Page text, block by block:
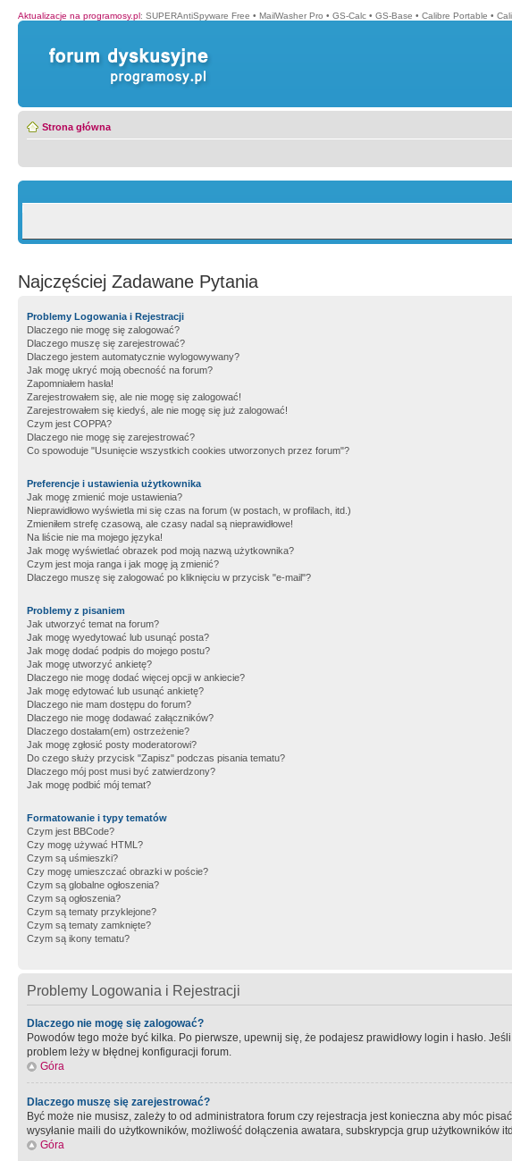
Aktualizacje na programosy.pl: SUPERAntiSpyware Free • MailWasher Pro • GS-Calc • GS-Base • Calibre Portable •
Strona główna
Najczęściej Zadawane Pytania
Problemy Logowania i Rejestracji
Dlaczego nie mogę się zalogować?
Dlaczego muszę się zarejestrować?
Dlaczego jestem automatycznie wylogowywany?
Jak mogę ukryć moją obecność na forum?
Zapomniałem hasła!
Zarejestrowałem się, ale nie mogę się zalogować!
Zarejestrowałem się kiedyś, ale nie mogę się już zalogować!
Czym jest COPPA?
Dlaczego nie mogę się zarejestrować?
Co spowoduje "Usunięcie wszystkich cookies utworzonych przez forum"?
Preferencje i ustawienia użytkownika
Jak mogę zmienić moje ustawienia?
Nieprawidłowo wyświetla mi się czas na forum (w postach, w profilach, itd.)
Zmieniłem strefę czasową, ale czasy nadal są nieprawidłowe!
Na liście nie ma mojego języka!
Jak mogę wyświetlać obrazek pod moją nazwą użytkownika?
Czym jest moja ranga i jak mogę ją zmienić?
Dlaczego muszę się zalogować po kliknięciu w przycisk "e-mail"?
Problemy z pisaniem
Jak utworzyć temat na forum?
Jak mogę wyedytować lub usunąć posta?
Jak mogę dodać podpis do mojego postu?
Jak mogę utworzyć ankietę?
Dlaczego nie mogę dodać więcej opcji w ankiecie?
Jak mogę edytować lub usunąć ankietę?
Dlaczego nie mam dostępu do forum?
Dlaczego nie mogę dodawać załączników?
Dlaczego dostałam(em) ostrzeżenie?
Jak mogę zgłosić posty moderatorowi?
Do czego służy przycisk "Zapisz" podczas pisania tematu?
Dlaczego mój post musi być zatwierdzony?
Jak mogę podbić mój temat?
Formatowanie i typy tematów
Czym jest BBCode?
Czy mogę używać HTML?
Czym są uśmieszki?
Czy mogę umieszczać obrazki w poście?
Czym są globalne ogłoszenia?
Czym są ogłoszenia?
Czym są tematy przyklejone?
Czym są tematy zamknięte?
Czym są ikony tematu?
Problemy Logowania i Rejestracji
Dlaczego nie mogę się zalogować?
Powodów tego może być kilka. Po pierwsze, upewnij się, że podajesz prawidłowy login i hasło.
problem leży w błędnej konfiguracji forum.
Góra
Dlaczego muszę się zarejestrować?
Być może nie musisz, zależy to od administratora forum czy rejestracja jest konieczna aby móc
wysyłanie maili do użytkowników, możliwość dołączenia awatara, subskrypcja grup użytkowników
Góra